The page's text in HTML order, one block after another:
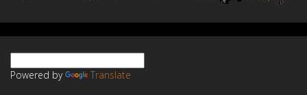
Powered by Translate